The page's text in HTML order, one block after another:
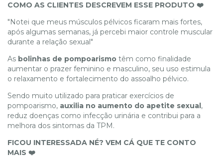
COMO AS CLIENTES DESCREVEM ESSE PRODUTO ❤️
"Notei que meus músculos pélvicos ficaram mais fortes,
após algumas semanas, já percebi maior controle muscular
durante a relação sexual"
As bolinhas de pompoarismo têm como finalidade
aumentar o prazer feminino e masculino, seu uso estimula
o relaxamento e fortalecimento do assoalho pélvico.
Sendo muito utilizado para praticar exercícios de
pompoarismo, auxilia no aumento do apetite sexual,
reduz doenças como infecção urinária e contribui para a
melhora dos sintomas da TPM.
FICOU INTERESSADA NÉ? VEM CÁ QUE TE CONTO
MAIS ❤️